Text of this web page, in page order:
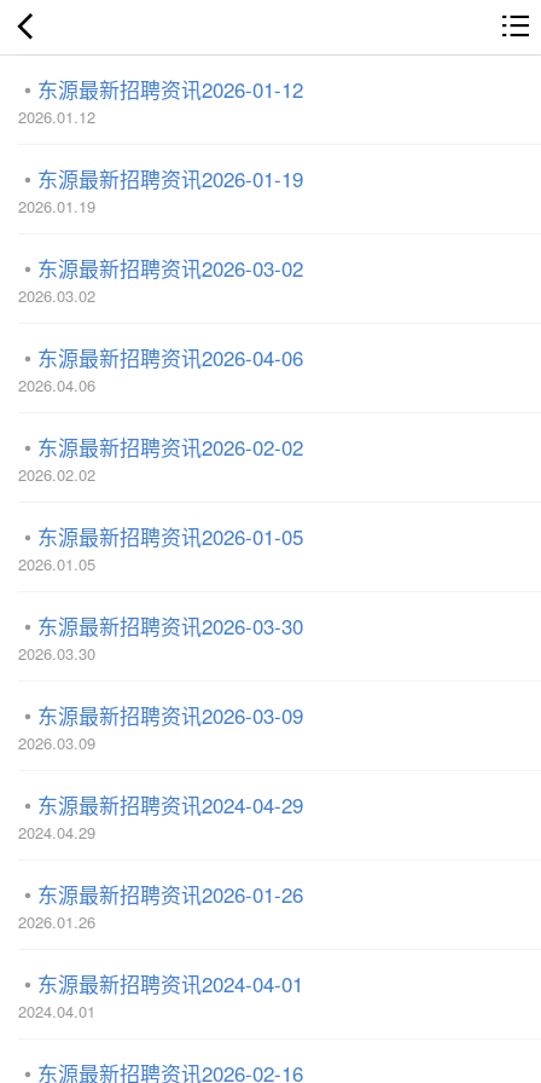
东源最新招聘资讯2026-01-12
2026.01.12
东源最新招聘资讯2026-01-19
2026.01.19
东源最新招聘资讯2026-03-02
2026.03.02
东源最新招聘资讯2026-04-06
2026.04.06
东源最新招聘资讯2026-02-02
2026.02.02
东源最新招聘资讯2026-01-05
2026.01.05
东源最新招聘资讯2026-03-30
2026.03.30
东源最新招聘资讯2026-03-09
2026.03.09
东源最新招聘资讯2024-04-29
2024.04.29
东源最新招聘资讯2026-01-26
2026.01.26
东源最新招聘资讯2024-04-01
2024.04.01
东源最新招聘资讯2026-02-16